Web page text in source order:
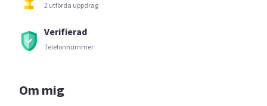
2 utförda uppdrag
Verifierad
Telefonnummer
Om mig